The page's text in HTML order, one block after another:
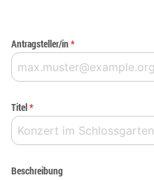
Antragsteller/in*
Titel*
Beschreibung